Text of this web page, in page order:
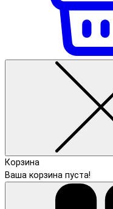
Корзина
Ваша корзина пуста!